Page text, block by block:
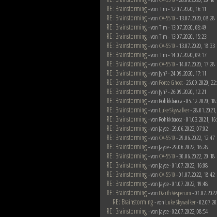
RE: Brainstorming- von Tim - 12.07.2020, 16:11
RE: Brainstorming- von CA-5510- 13.07.2020, 08:28
RE: Brainstorming- von Tim - 13.07.2020, 08:49
RE: Brainstorming- von Tim - 13.07.2020, 15:23
RE: Brainstorming- von CA-5510- 13.07.2020, 18:33
RE: Brainstorming- von Tim - 14.07.2020, 09:17
RE: Brainstorming- von CA-5510- 14.07.2020, 17:28
RE: Brainstorming- von Jyn? - 24.09.2020, 17:11
RE: Brainstorming- von Force Ghost- 25.09.2020,
RE: Brainstorming- von Jyn? - 26.09.2020, 12:21
RE: Brainstorming- von Rohkkbacca - 05.12.2020,
RE: Brainstorming- von Luke Skywalker-
RE: Brainstorming- von Rohkkbacca - 01.03.2021,
RE: Brainstorming- von Jayce - 29.06.2022, 07:02
RE: Brainstorming- von CA-5510- 29.06.2022, 12:47
RE: Brainstorming- von Jayce - 29.06.2022, 16:28
RE: Brainstorming- von CA-5510- 30.06.2022, 20:18
RE: Brainstorming- von Jayce - 01.07.2022, 16:08
RE: Brainstorming- von CA-5510- 01.07.2022, 18:42
RE: Brainstorming- von Jayce - 01.07.2022, 19:48
RE: Brainstorming- von Darth Vesperum-
RE: Brainstorming- von Luke Skywalker-
RE: Brainstorming- von Jayce - 02.07.2022, 08:54